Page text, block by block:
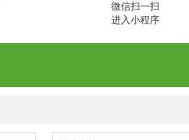
微信扫一扫
进入小程序